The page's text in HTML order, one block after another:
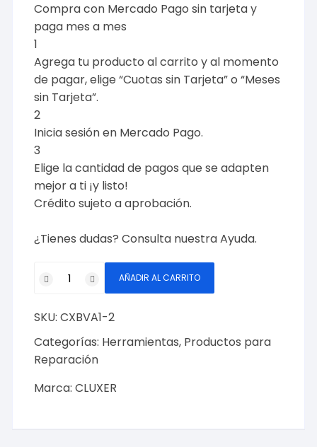
Compra con Mercado Pago sin tarjeta y
paga mes a mes
1
Agrega tu producto al carrito y al momento
de pagar, elige “Cuotas sin Tarjeta” o “Meses
sin Tarjeta”.
2
Inicia sesión en Mercado Pago.
3
Elige la cantidad de pagos que se adapten
mejor a ti ¡y listo!
Crédito sujeto a aprobación.
¿Tienes dudas? Consulta nuestraAyuda.
de
2CFM
1
Etapa
1/4HP
No.
AÑADIR AL CARRITO
SKU:CXBVA1-2
Categorías: Herramientas, Productos para
Reparación
Marca:CLUXER